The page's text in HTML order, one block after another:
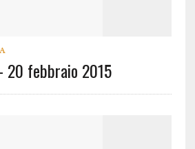
20 febbraio 2015